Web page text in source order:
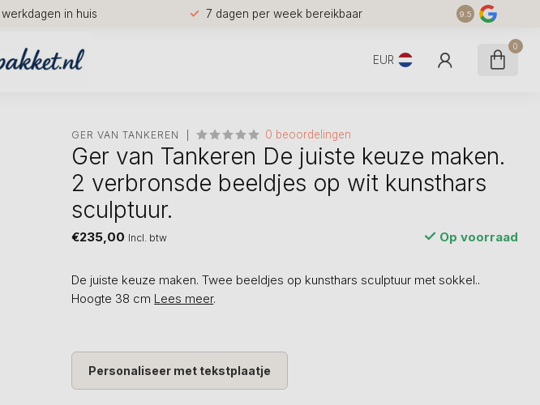
in huis 7 dagen per week bereikbaar 9.5
EUR
0
GER VAN TANKEREN 0 beoordelingen
Ger van Tankeren De juiste keuze maken.
2 verbronsde beeldjes op wit kunsthars
sculptuur.
€235,00 Incl. btw Op voorraad
De juiste keuze maken. Twee beeldjes op kunsthars sculptuur met sokkel..
Hoogte 38 cm Lees meer.
Personaliseer met tekstplaatje